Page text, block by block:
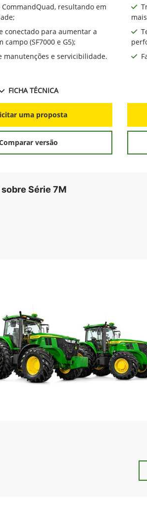
resultando em
conectado para aumentar a
(SF7000 e G5);
manutenções e servicibilidade.
FICHA TÉCNICA
uma proposta
versão
Série 7M